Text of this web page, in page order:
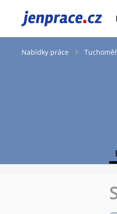
JenPráce.cz
Nabídky práce